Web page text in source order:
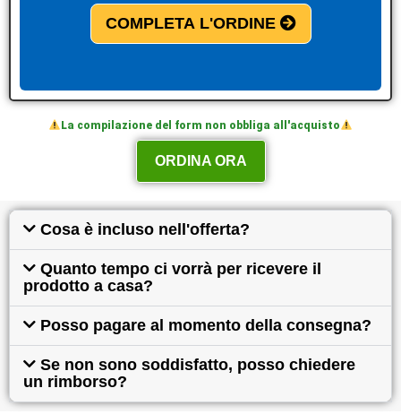
COMPLETA L'ORDINE
La compilazione del form non obbliga all'acquisto
ORDINA ORA
Cosa è incluso nell'offerta?
Quanto tempo ci vorrà per ricevere il
prodotto a casa?
Posso pagare al momento della consegna?
Se non sono soddisfatto, posso chiedere
un rimborso?